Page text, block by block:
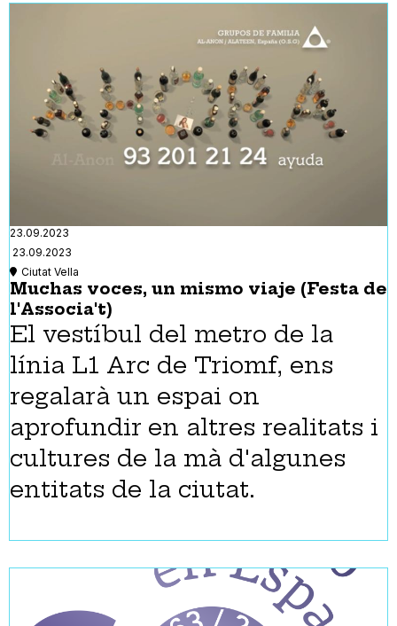
23.09.2023
23.09.2023
Ciutat Vella
Muchas voces, un mismo viaje (Festa de
l'Associa't)
El vestíbul del metro de la
línia L1 Arc de Triomf, ens
regalarà un espai on
aprofundir en altres realitats i
cultures de la mà d'algunes
entitats de la ciutat.